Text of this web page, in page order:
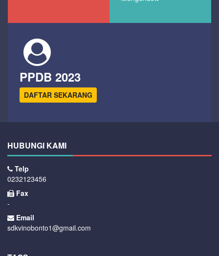
PPDB 2023
DAFTAR SEKARANG
HUBUNGI KAMI
Telp
0232123456
Fax
-
Email
sdkvinobonto1@gmail.com